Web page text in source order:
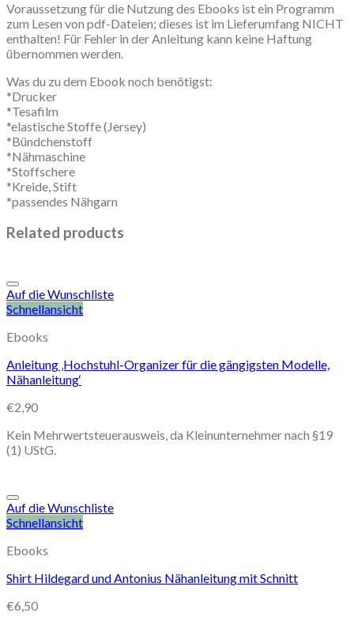
Voraussetzung für die Nutzung des Ebooks ist ein Programm
zum Lesen von pdf-Dateien; dieses ist im Lieferumfang NICHT
enthalten! Für Fehler in der Anleitung kann keine Haftung
übernommen werden.
Was du zu dem Ebook noch benötigst:
*Drucker
*Tesafilm
*elastische Stoffe (Jersey)
*Bündchenstoff
*Nähmaschine
*Stoffschere
*Kreide, Stift
*passendes Nähgarn
Related products
Auf die Wunschliste
Schnellansicht
Ebooks
Anleitung ‚Hochstuhl-Organizer für die gängigsten Modelle,
Nähanleitung‘
€2,90
Kein Mehrwertsteuerausweis, da Kleinunternehmer nach §19
(1) UStG.
Auf die Wunschliste
Schnellansicht
Ebooks
Shirt Hildegard und Antonius Nähanleitung mit Schnitt
€6,50